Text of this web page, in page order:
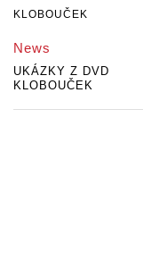
News
UKÁZKY Z DVD
KLOBOUČEK